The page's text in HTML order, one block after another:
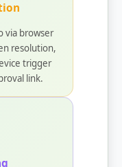
via browser
resolution,
trigger
link.